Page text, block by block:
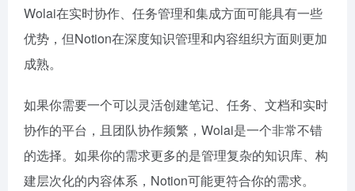
Wolai在实时协作、任务管理和集成方面可能具有一些
优势，但Notion在深度知识管理和内容组织方面则更加
成熟。
如果你需要一个可以灵活创建笔记、任务、文档和实时
协作的平台，且团队协作频繁，Wolai是一个非常不错
的选择。如果你的需求更多的是管理复杂的知识库、构
建层次化的内容体系，Notion可能更符合你的需求。